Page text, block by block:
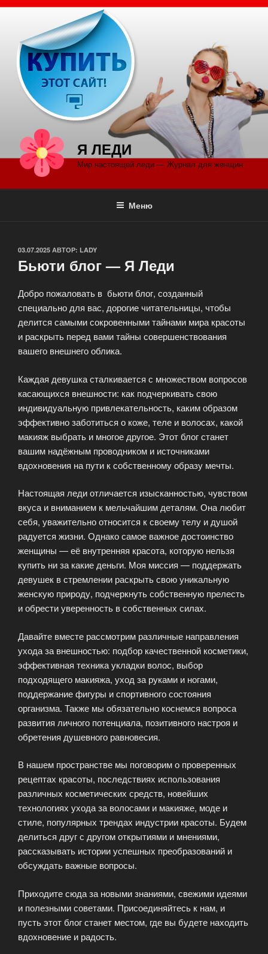
Перейти
содержимому
Я ЛЕДИ
Мир настоящей леди — Журнал для женщин
Меню
ОПУБЛИКОВАНО
03.07.2025 АВТОР: LADY
Бьюти блог — Я Леди
Добро пожаловать в бьюти блог, созданный
специально для вас, дорогие читательницы, чтобы
делится самыми сокровенными тайнами мира красоты
и раскрыть перед вами тайны совершенствования
вашего внешнего облика.
Каждая девушка сталкивается с множеством вопросов
касающихся внешности: как подчеркивать свою
индивидуальную привлекательность, каким образом
эффективно заботиться о коже, теле и волосах, какой
макияж выбрать и многое другое. Этот блог станет
вашим надёжным проводником и источниками
вдохновения на пути к собственному образу мечты.
Настоящая леди отличается изысканностью, чувством
вкуса и вниманием к мельчайшим деталям. Она любит
себя, уважительно относится к своему телу и душой
радуется жизни. Однако самое важное достоинство
женщины — её внутренняя красота, которую нельзя
купить ни за какие деньги. Моя миссия — поддержать
девушек в стремлении раскрыть свою уникальную
женскую природу, подчеркнуть собственную прелесть
и обрести уверенность в собственных силах.
Давайте вместе рассмотрим различные направления
ухода за внешностью: подбор качественной косметики,
эффективная техника укладки волос, выбор
подходящего макияжа, уход за руками и ногами,
поддержание фигуры и спортивного состояния
организма. Также мы обязательно коснемся вопроса
развития личного потенциала, позитивного настроя и
обретения душевного равновесия.
В нашем пространстве мы поговорим о проверенных
рецептах красоты, последствиях использования
различных косметических средств, новейших
технологиях ухода за волосами и макияже, моде и
стиле, популярных трендах индустрии красоты. Будем
делиться друг с другом открытиями и мнениями,
рассказывать истории успешных преобразований и
обсуждать важные вопросы.
Приходите сюда за новыми знаниями, свежими идеями
и полезными советами. Присоединяйтесь к нам, и
пусть этот блог станет местом, где вы будете находить
вдохновение и радость.